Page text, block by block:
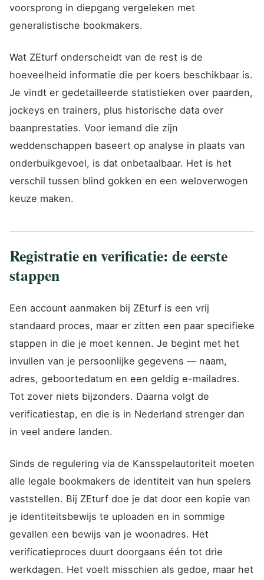
voorsprong in diepgang vergeleken met
generalistische bookmakers.
Wat ZEturf onderscheidt van de rest is de
hoeveelheid informatie die per koers beschikbaar is.
Je vindt er gedetailleerde statistieken over paarden,
jockeys en trainers, plus historische data over
baanprestaties. Voor iemand die zijn
weddenschappen baseert op analyse in plaats van
onderbuikgevoel, is dat onbetaalbaar. Het is het
verschil tussen blind gokken en een weloverwogen
keuze maken.
Registratie en verificatie: de eerste
stappen
Een account aanmaken bij ZEturf is een vrij
standaard proces, maar er zitten een paar specifieke
stappen in die je moet kennen. Je begint met het
invullen van je persoonlijke gegevens — naam,
adres, geboortedatum en een geldig e-mailadres.
Tot zover niets bijzonders. Daarna volgt de
verificatiestap, en die is in Nederland strenger dan
in veel andere landen.
Sinds de regulering via de Kansspelautoriteit moeten
alle legale bookmakers de identiteit van hun spelers
vaststellen. Bij ZEturf doe je dat door een kopie van
je identiteitsbewijs te uploaden en in sommige
gevallen een bewijs van je woonadres. Het
verificatieproces duurt doorgaans één tot drie
werkdagen. Het voelt misschien als gedoe, maar het